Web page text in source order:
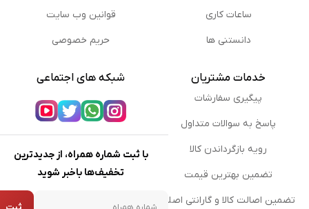
ساعات کاری
دانستنی ها
قوانین وب سایت
حریم خصوصی
خدمات مشتریان
پیگیری سفارشات
پاسخ به سوالات متداول
رویه بازگرداندن کالا
تضمین بهترین قیمت
تضمین اصالت کالا و گارانتی اصلی
شبکه های اجتماعی
با ثبت شماره همراه، از جدیدترین
تخفیف‌ها باخبر شوید
شماره همراه